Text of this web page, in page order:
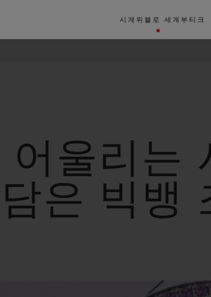
시계 위블로 세계 부티크
어울리는
은 빅뱅